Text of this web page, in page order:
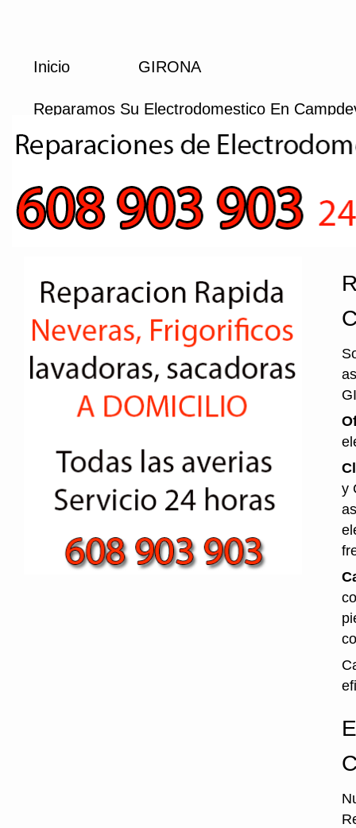
Inicio GIRONA
Reparamos Su Electrodomestico En
y